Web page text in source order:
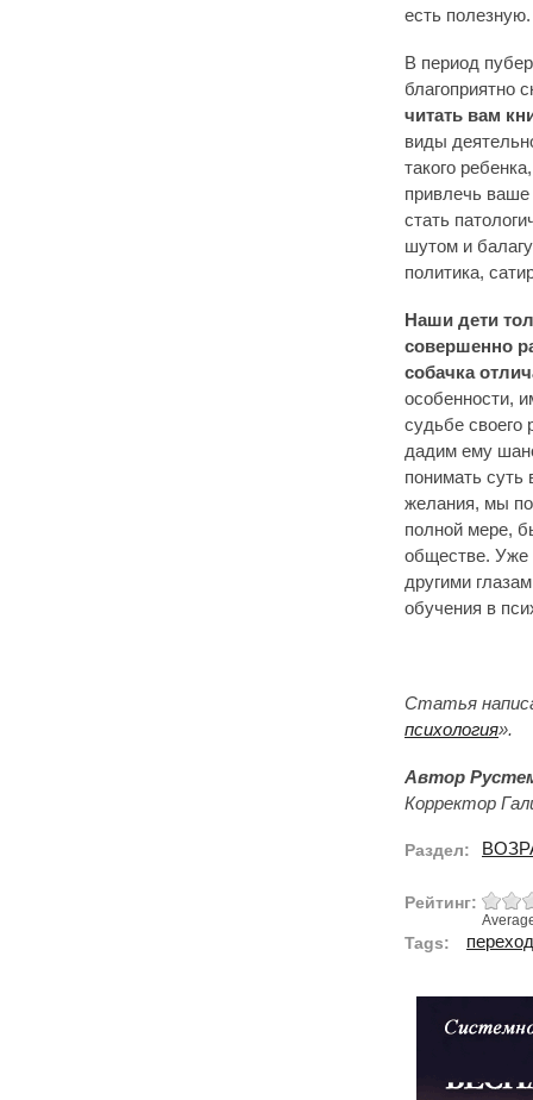
есть полезную.
В период
благоприятно
читать вам
виды
такого
привлечь
стать
шутом и
политика,
Наши дети
совершенно
собачка
особенности,
судьбе своего
дадим ему
понимать суть
желания, мы
полной мере,
обществе. Уже
другими
обучения в
Статья
психология».
Автор
Корректор
Раздел:
Рейтинг:
Tags: